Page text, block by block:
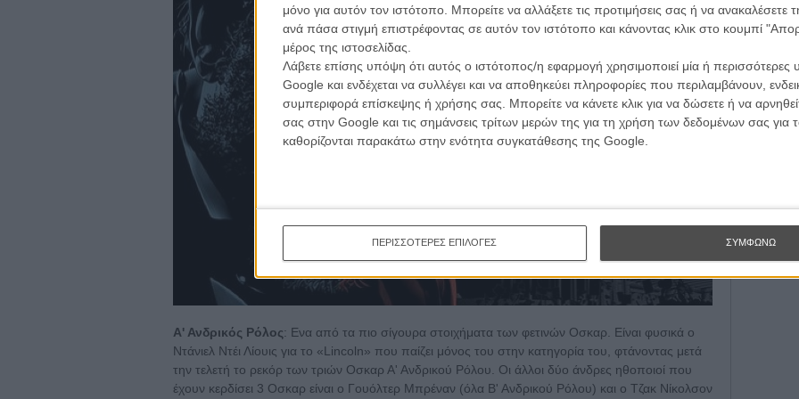
μόνο για αυτόν τον ιστότοπο. Μπορείτε να αλλάξετε τις προτιμήσεις σας ή να ανακαλέσετε
ανά πάσα στιγμή επιστρέφοντας σε αυτόν τον ιστότοπο και κάνοντας κλικ στο κουμπί
μέρος της ιστοσελίδας.
Λάβετε επίσης υπόψη ότι αυτός ο ιστότοπος/η εφαρμογή χρησιμοποιεί μία ή περισσότερες
Google και ενδέχεται να συλλέγει και να αποθηκεύει πληροφορίες που περιλαμβάνουν,
συμπεριφορά επίσκεψης ή χρήσης σας. Μπορείτε να κάνετε κλικ για να δώσετε ή να
σας στην Google και τις σημάνσεις τρίτων μερών της για τη χρήση των δεδομένων σας
καθορίζονται παρακάτω στην ενότητα συγκατάθεσης της Google.
ΠΕΡΙΣΣΟΤΕΡΕΣ ΕΠΙΛΟΓΕΣ ΣΥΜΦΩΝΩ
Α' Ανδρικός Ρόλος: Ενα από τα πιο σίγουρα στοιχήματα των φετινών Οσκαρ. Είναι φυσικά ο
Ντάνιελ Ντέι Λίουις για το «Lincoln» που παίζει μόνος του στην κατηγορία του, φτάνοντας μετά
την τελετή το ρεκόρ των τριών Οσκαρ Α' Ανδρικού Ρόλου. Οι άλλοι δύο άνδρες ηθοποιοί που
έχουν κερδίσει 3 Οσκαρ είναι ο Γουόλτερ Μπρέναν (όλα Β' Ανδρικού Ρόλου) και ο Τζακ Νίκολσον
Εγγράψου
Θέλω
κινηματογραφικές ειδήσεις | νέες ταινίες | πρόγραμμα αιθουσών για όλη την Ελλάδα |
κριτικές | συνεντεύξεις | απόψεις | αφιερώματα | διαγωνισμοί
ΕΓΓΡΑΦΗ